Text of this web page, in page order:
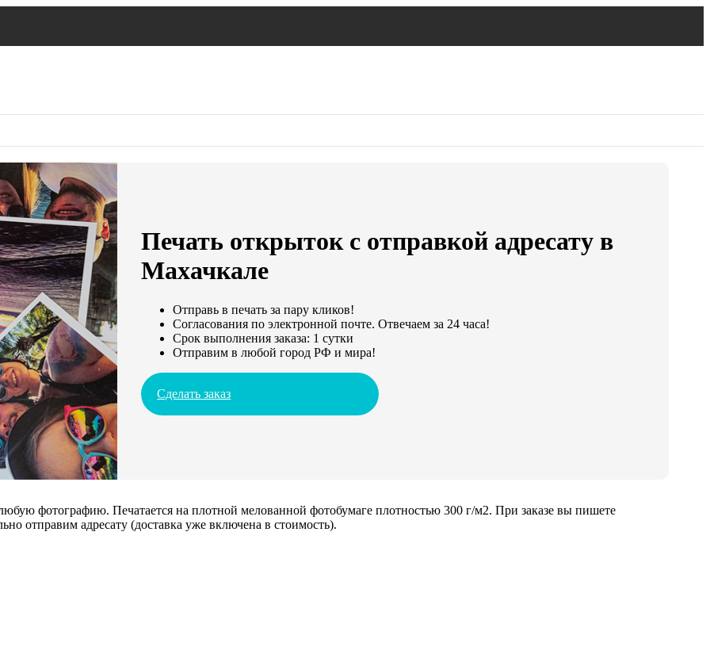
Печать открыток с отправкой адресату в
Махачкале
Отправь в печать за пару кликов!
Согласования по электронной почте. Отвечаем за 24 часа!
Срок выполнения заказа: 1 сутки
Отправим в любой город РФ и мира!
Сделать заказ
фотографию. Печатается на плотной мелованной фотобумаге плотностью 300 г/м2. При заказе вы пишете
отправим адресату (доставка уже включена в стоимость).